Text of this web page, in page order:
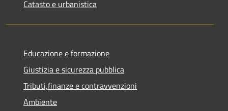
Catasto e urbanistica
Educazione e formazione
Giustizia e sicurezza pubblica
Tributi,finanze e contravvenzioni
Ambiente